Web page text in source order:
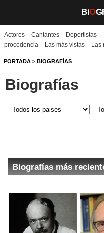
BiO
Biografías
Películas
TV
Música
Galerías
Noticias
Iniciar sesión
Actores Cantantes Deportistas
procedencia
Las más vistas Las
PORTADA > BIOGRAFÍAS
Biografías
Biografías más